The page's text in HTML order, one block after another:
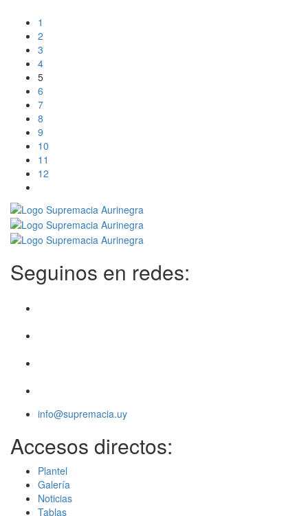
1
2
3
4
5
6
7
8
9
10
11
12
Seguinos en redes:
info@supremacia.uy
Accesos directos:
Plantel
Galería
Noticias
Tablas